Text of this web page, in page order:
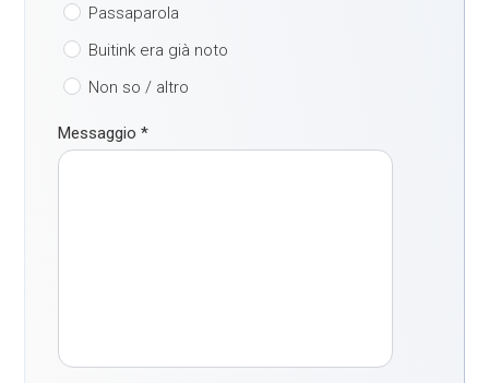
Passaparola
Buitink era già noto
Non so / altro
Messaggio*